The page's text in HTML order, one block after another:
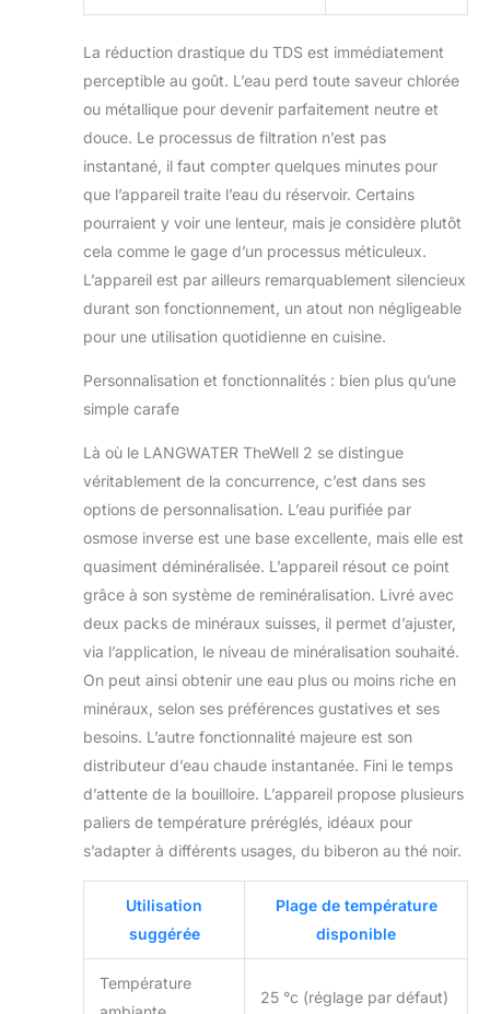
Filtre à eau "Plug &
minimal grâce à son
filtre auto-
nettoyant. Utilisez
l'app ou l'écran
le TDS, sélectionner
la quantité, le
niveau de minéraux,
d'arômes, ou
l'écran !
COMPATIBILITÉ
EXCLUSIVE :
pour être utilisé
LANGWATER,
produits en suisse.
La filtration
éliminant presque
tout, il est en effet
essentiel d'ajouter
des minéraux
naturels pour
garantir une eau de
qualité . PACKS DE
MINÉRAUX REQUIS
: TheWell 2
fonctionne avec les
packs de minéraux
suisses
LANGWATER. Une
filtration complète
élimine tout, il est
minéraux pour
garantir une eau de
qualité supérieure.
La réduction drastique du TDS est immédiatement
perceptible au goût. L’eau perd toute saveur chlorée
ou métallique pour devenir parfaitement neutre et
douce. Le processus de filtration n’est pas
instantané, il faut compter quelques minutes pour
que l’appareil traite l’eau du réservoir. Certains
pourraient y voir une lenteur, mais je considère plutôt
cela comme le gage d’un processus méticuleux.
L’appareil est par ailleurs remarquablement silencieux
durant son fonctionnement, un atout non négligeable
pour une utilisation quotidienne en cuisine.
Personnalisation et fonctionnalités : bien plus qu’une
simple carafe
Là où le LANGWATER TheWell 2 se distingue
véritablement de la concurrence, c’est dans ses
options de personnalisation. L’eau purifiée par
osmose inverse est une base excellente, mais elle est
quasiment déminéralisée. L’appareil résout ce point
grâce à son système de reminéralisation. Livré avec
deux packs de minéraux suisses, il permet d’ajuster,
via l’application, le niveau de minéralisation souhaité.
On peut ainsi obtenir une eau plus ou moins riche en
minéraux, selon ses préférences gustatives et ses
besoins. L’autre fonctionnalité majeure est son
distributeur d’eau chaude instantanée. Fini le temps
d’attente de la bouilloire. L’appareil propose plusieurs
paliers de température préréglés, idéaux pour
s’adapter à différents usages, du biberon au thé noir.
Utilisation
suggérée
Plage de température
disponible
Température
25 °c (réglage par défaut)